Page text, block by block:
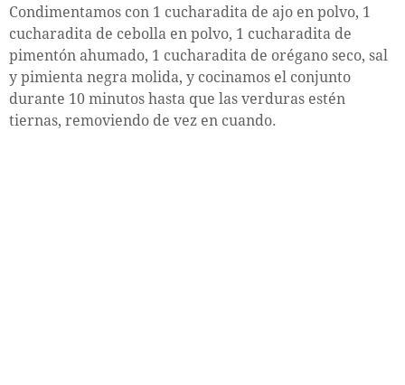
Condimentamos con 1 cucharadita de ajo en polvo, 1
cucharadita de cebolla en polvo, 1 cucharadita de
pimentón ahumado, 1 cucharadita de orégano seco, sal
y pimienta negra molida, y cocinamos el conjunto
durante 10 minutos hasta que las verduras estén
tiernas, removiendo de vez en cuando.